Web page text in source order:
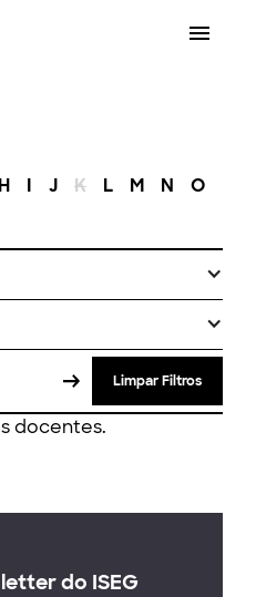
H I J K L M N O
Limpar Filtros
docentes.
do ISEG